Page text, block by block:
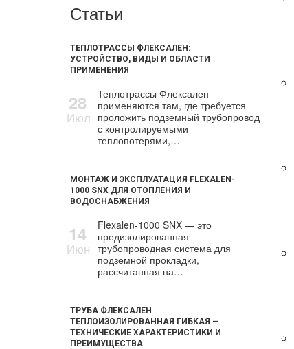
Статьи
ТЕПЛОТРАССЫ ФЛЕКСАЛЕН:
УСТРОЙСТВО, ВИДЫ И ОБЛАСТИ
ПРИМЕНЕНИЯ
28
Июл
Теплотрассы Флексален
применяются там, где требуется
проложить подземный трубопровод
с контролируемыми
теплопотерями,…
МОНТАЖ И ЭКСПЛУАТАЦИЯ FLEXALEN-
1000 SNX ДЛЯ ОТОПЛЕНИЯ И
ВОДОСНАБЖЕНИЯ
14
Июн
Flexalen-1000 SNX — это
предизолированная
трубопроводная система для
подземной прокладки,
рассчитанная на…
ТРУБА ФЛЕКСАЛЕН
ТЕПЛОИЗОЛИРОВАННАЯ ГИБКАЯ —
ТЕХНИЧЕСКИЕ ХАРАКТЕРИСТИКИ И
ПРЕИМУЩЕСТВА